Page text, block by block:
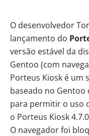
O desenvolvedor
lançamento do
versão estável da
Gentoo (com
Porteus Kiosk é um
baseado no
para permitir o uso
o Porteus Kiosk
O navegador foi